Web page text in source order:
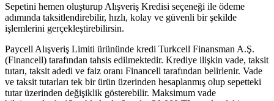
Sepetini hemen oluşturup Alışveriş Kredisi seçeneği ile ödeme
adımında taksitlendirebilir, hızlı, kolay ve güvenli bir şekilde
işlemlerini gerçekleştirebilirsin.
Paycell Alışveriş Limiti ürününde kredi Turkcell Finansman A.Ş.
(Financell) tarafından tahsis edilmektedir. Krediye ilişkin vade, taksit
tutarı, taksit adedi ve faiz oranı Financell tarafından belirlenir. Vade
ve taksit tutarları tek bir ürün üzerinden hesaplanmış olup sepetteki
tutar üzerinden değişiklik gösterebilir. Maksimum vade